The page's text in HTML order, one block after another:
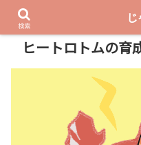
PR
ヒートロトムの育
検索